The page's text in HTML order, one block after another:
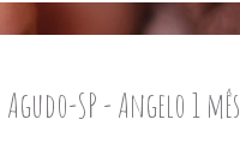
SP - Angelo 1 mês